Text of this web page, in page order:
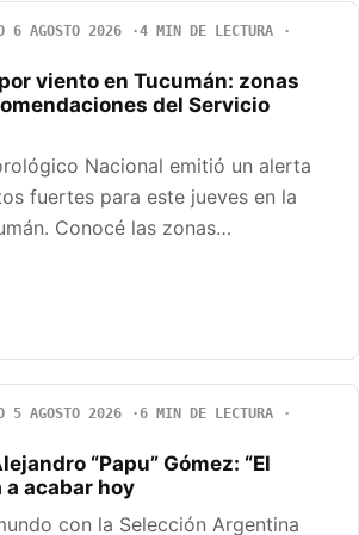
6 AGOSTO 2026
4 MIN DE LECTURA
viento en Tucumán: zonas
del Servicio
Nacional emitió un alerta
fuertes para este jueves en la
Conocé las zonas…
5 AGOSTO 2026
6 MIN DE LECTURA
“Papu” Gómez: “El
a acabar hoy
con la Selección Argentina